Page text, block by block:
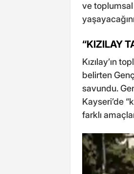
ve toplumsal
“KIZILAY
Kızılay’ın
belirten
savundu.
Kayseri’de
farklı